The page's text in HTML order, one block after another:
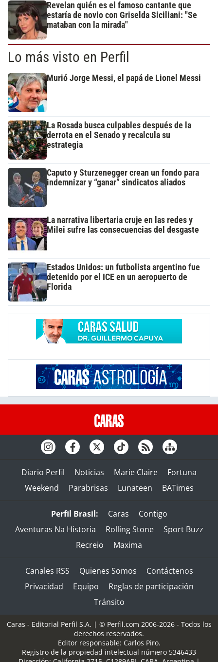
Revelan quién es el famoso cantante que
estaría de novio con Griselda Siciliani: "Se
mataban con la mirada"
Lo más visto en Perfil
Murió Jorge Messi, el papá de Lionel Messi
La Rosada busca culpables después de la
derrota en el Senado y recalcula su
estrategia
Caputo y Sturzenegger crean un fondo para
indemnizar y “ganar” sindicatos aliados
La narrativa libertaria cruje en las redes y
Milei sufre las consecuencias del desgaste
Estados Unidos: un futbolista argentino fue
detenido por el ICE en un aeropuerto de
Florida
Diario Perfil Noticias Marie Claire
Fortuna
Weekend
Parabrisas Lunateen BATimes
Perfil Brasil: Caras
Contigo
Aventuras Na Historia
Rolling Stone
Sport Buzz
Recreio
Maxima
Canales RSS Quienes Somos
Contáctenos
Privacidad
Equipo
Reglas de participación
Tránsito
Caras - Editorial Perfil S.A. | © Perfil.com 2006-2026 - Todos los
derechos reservados.
Editor responsable: Carlos Piro.
Registro de la propiedad intelectual número 5346433